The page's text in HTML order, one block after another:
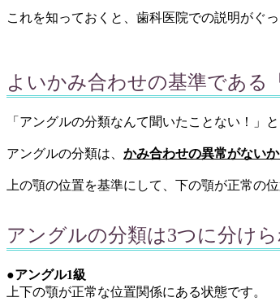
これを知っておくと、歯科医院での説明がぐ
よいかみ合わせの基準である
「アングルの分類なんて聞いたことない！」
アングルの分類は、 かみ合わせの異常がない
上の顎の位置を基準にして、下の顎が正常の
アングルの分類は3つに分けら
●アングル1級
上下の顎が正常な位置関係にある状態です。